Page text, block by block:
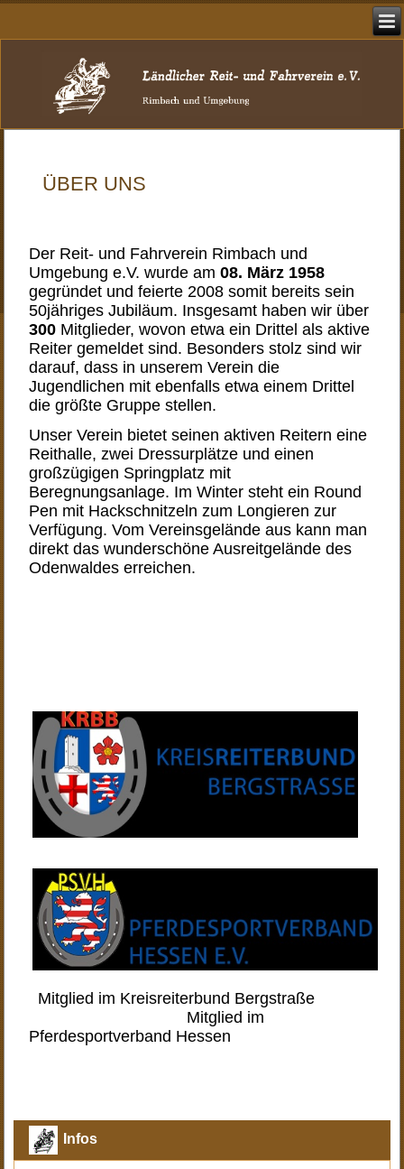
ÜBER UNS
Der Reit- und Fahrverein Rimbach und
Umgebung e.V. wurde am08. März 1958
gegründet und feierte 2008 somit bereits sein
50jähriges Jubiläum. Insgesamt haben wir über
300 Mitglieder, wovon etwa ein Drittel als aktive
Reiter gemeldet sind. Besonders stolz sind wir
darauf, dass in unserem Verein die
Jugendlichen mit ebenfalls etwa einem Drittel
die größte Gruppe stellen.
Unser Verein bietet seinen aktiven Reitern eine
Reithalle, zwei Dressurplätze und einen
großzügigen Springplatz mit
Beregnungsanlage. Im Winter steht ein Round
Pen mit Hackschnitzeln zum Longieren zur
Verfügung. Vom Vereinsgelände aus kann man
direkt das wunderschöne Ausreitgelände des
Odenwaldes erreichen.
Mitglied im Kreisreiterbund Bergstraße
Mitglied im
Pferdesportverband Hessen
Infos